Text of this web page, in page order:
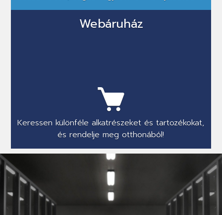
Webáruház
Keressen különféle alkatrészeket és tartozékokat,
és rendelje meg otthonából!